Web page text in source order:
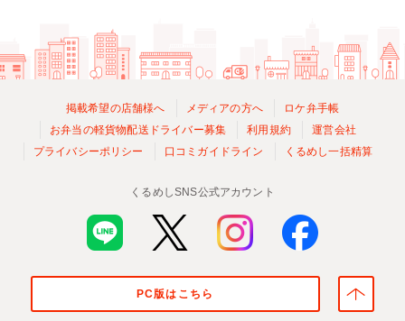
掲載希望の店舗様へ メディアの方へ
ロケ弁手帳
お弁当の軽貨物配送ドライバー募集
利用規約
運営会社
プライバシーポリシー
口コミガイドライン くるめし一括精算
くるめしSNS公式アカウント
PC版はこちら